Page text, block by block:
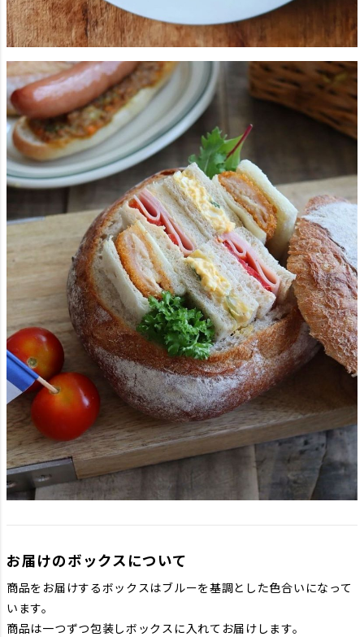
お届けのボックスについて
商品をお届けするボックスはブルーを基調とした色合いになって
います。
商品は一つずつ包装しボックスに入れてお届けします。